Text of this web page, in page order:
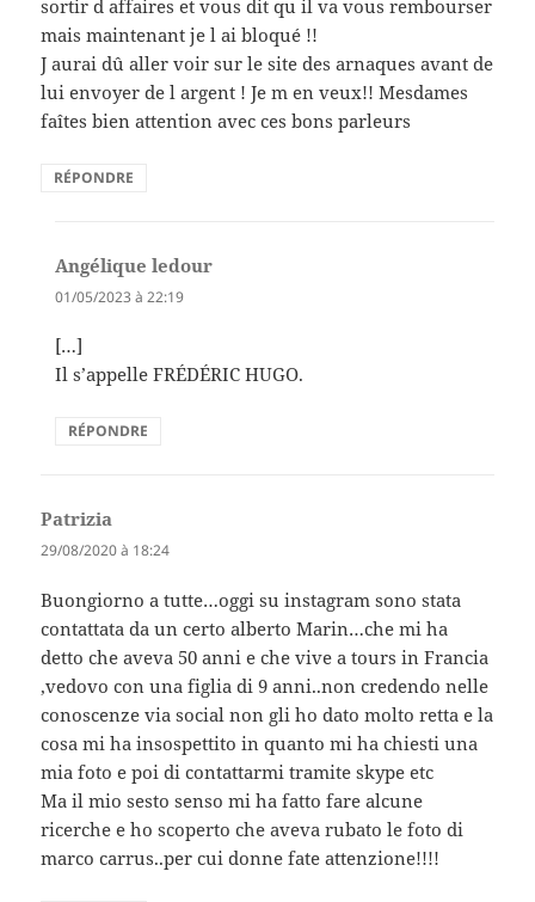
sortir d affaires et vous dit qu il va vous rembourser
mais maintenant je l ai bloqué !!
J aurai dû aller voir sur le site des arnaques avant de
lui envoyer de l argent ! Je m en veux!! Mesdames
faîtes bien attention avec ces bons parleurs
RÉPONDRE
Angélique ledour
01/05/2023 à 22:19
[…]
Il s’appelle FRÉDÉRIC HUGO.
RÉPONDRE
Patrizia
29/08/2020 à 18:24
Buongiorno a tutte…oggi su instagram sono stata
contattata da un certo alberto Marin…che mi ha
detto che aveva 50 anni e che vive a tours in Francia
,vedovo con una figlia di 9 anni..non credendo nelle
conoscenze via social non gli ho dato molto retta e la
cosa mi ha insospettito in quanto mi ha chiesti una
mia foto e poi di contattarmi tramite skype etc
Ma il mio sesto senso mi ha fatto fare alcune
ricerche e ho scoperto che aveva rubato le foto di
marco carrus..per cui donne fate attenzione!!!!